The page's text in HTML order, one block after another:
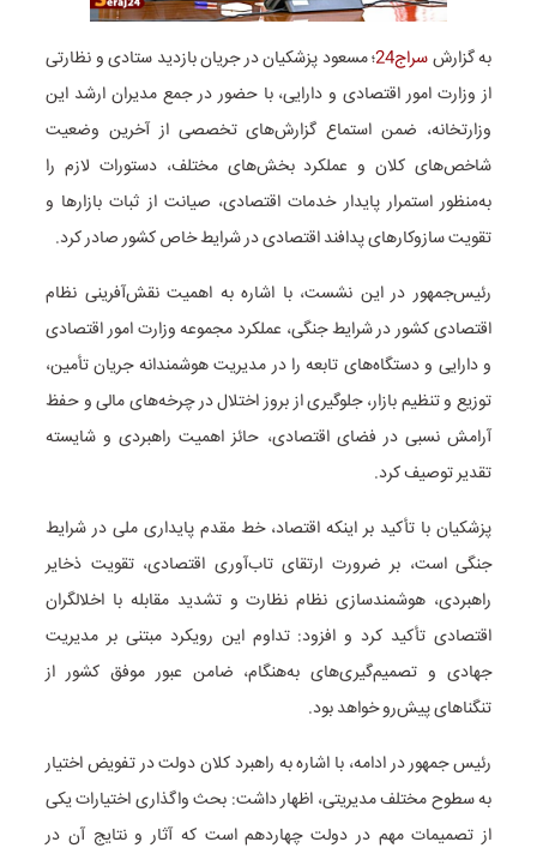
به گزارشسراج24
؛ مسعود پزشکیان در جریان بازدید ستادی و نظارتی
از وزارت امور اقتصادی و دارایی، با حضور در جمع مدیران ارشد این
وزارتخانه، ضمن استماع گزارش‌های تخصصی از آخرین وضعیت
شاخص‌های کلان و عملکرد بخش‌های مختلف، دستورات لازم را
به‌منظور استمرار پایدار خدمات اقتصادی، صیانت از ثبات بازارها و
تقویت سازوکارهای پدافند اقتصادی در شرایط خاص کشور صادر کرد.
رئیس‌جمهور در این نشست، با اشاره به اهمیت نقش‌آفرینی نظام
اقتصادی کشور در شرایط جنگی، عملکرد مجموعه وزارت امور اقتصادی
و دارایی و دستگاه‌های تابعه را در مدیریت هوشمندانه جریان تأمین،
توزیع و تنظیم بازار، جلوگیری از بروز اختلال در چرخه‌های مالی و حفظ
آرامش نسبی در فضای اقتصادی، حائز اهمیت راهبردی و شایسته
تقدیر توصیف کرد.
پزشکیان با تأکید بر اینکه اقتصاد، خط مقدم پایداری ملی در شرایط
جنگی است، بر ضرورت ارتقای تاب‌آوری اقتصادی، تقویت ذخایر
راهبردی، هوشمندسازی نظام نظارت و تشدید مقابله با اخلالگران
اقتصادی تأکید کرد و افزود: تداوم این رویکرد مبتنی بر مدیریت
جهادی و تصمیم‌گیری‌های به‌هنگام، ضامن عبور موفق کشور از
تنگناهای پیش‌رو خواهد بود.
رئیس جمهور در ادامه، با اشاره به راهبرد کلان دولت در تفویض اختیار
به سطوح مختلف مدیریتی، اظهار داشت: بحث واگذاری اختیارات یکی
از تصمیمات مهم در دولت چهاردهم است که آثار و نتایج آن در